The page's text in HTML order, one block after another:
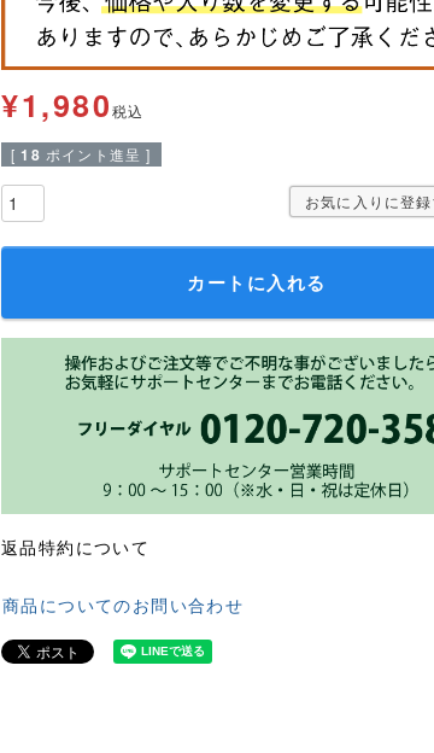
¥1,980税込
[ 18 ポイント進呈 ]
お気に入りに登
カートに入れる
返品特約について
商品についてのお問い合わせ